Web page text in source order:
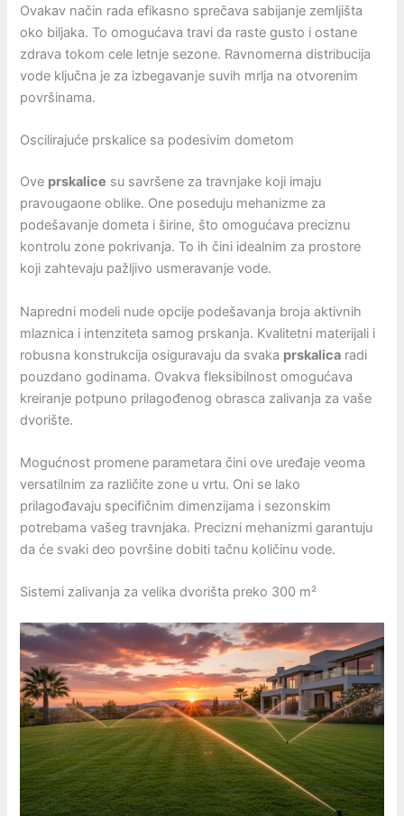
Ovakav način rada efikasno sprečava sabijanje zemljišta
oko biljaka. To omogućava travi da raste gusto i ostane
zdrava tokom cele letnje sezone. Ravnomerna distribucija
vode ključna je za izbegavanje suvih mrlja na otvorenim
površinama.
Oscilirajuće prskalice sa podesivim dometom
Ove prskalice su savršene za travnjake koji imaju
pravougaone oblike. One poseduju mehanizme za
podešavanje dometa i širine, što omogućava preciznu
kontrolu zone pokrivanja. To ih čini idealnim za prostore
koji zahtevaju pažljivo usmeravanje vode.
Napredni modeli nude opcije podešavanja broja aktivnih
mlaznica i intenziteta samog prskanja. Kvalitetni materijali i
robusna konstrukcija osiguravaju da svaka prskalica radi
pouzdano godinama. Ovakva fleksibilnost omogućava
kreiranje potpuno prilagođenog obrasca zalivanja za vaše
dvorište.
Mogućnost promene parametara čini ove uređaje veoma
versatilnim za različite zone u vrtu. Oni se lako
prilagođavaju specifičnim dimenzijama i sezonskim
potrebama vašeg travnjaka. Precizni mehanizmi garantuju
da će svaki deo površine dobiti tačnu količinu vode.
Sistemi zalivanja za velika dvorišta preko 300 m²